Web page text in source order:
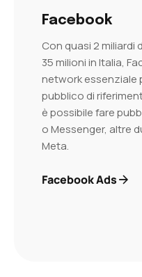
Facebook
Con quasi 2 miliardi
35 milioni in Italia,
network essenziale
pubblico di
è possibile fare
o Messenger, altre
Meta.
Facebook Ads